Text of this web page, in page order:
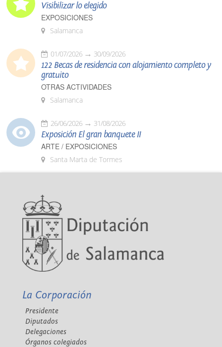
Visibilizar lo elegido
EXPOSICIONES
Salamanca
01/07/2026 30/09/2026
122 Becas de residencia con alojamiento completo y
gratuito
OTRAS ACTIVIDADES
Salamanca
26/06/2026 31/08/2026
Exposición El gran banquete II
ARTE / EXPOSICIONES
Santa Marta de Tormes
La Corporación
Presidente
Diputados
Delegaciones
Órganos colegiados